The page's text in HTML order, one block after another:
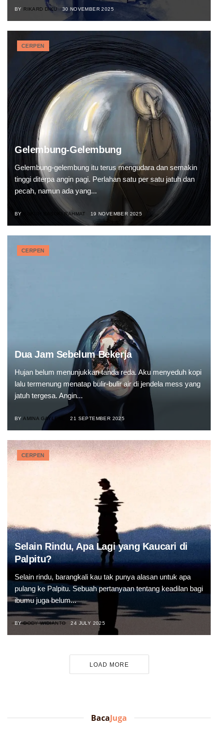
BY RIKARD DIKU 30 NOVEMBER 2025
CERPEN
Gelembung-Gelembung
Gelembung-gelembung itu terus mengudara dan semakin
tinggi diterpa angin pagi. Perlahan satu per satu jatuh dan
pecah, namun ada yang...
BY KUKUH BASUKI RAHMAT 19 NOVEMBER 2025
CERPEN
Dua Jam Sebelum Bekerja
Hujan belum menunjukkan tanda reda. Aku menyeduh kopi
lalu termenung menatap bulir-bulir air di jendela mess yang
jatuh tergesa. Angin...
BY AMINA GAYLENE 21 SEPTEMBER 2025
CERPEN
Selain Rindu, Apa Lagi yang Kaucari di
Palpitu?
Selain rindu, barangkali kau tak punya alasan untuk apa
pulang ke Palpitu. Sebuah pertanyaan tentang keadilan bagi
ibumu juga belum...
BY DODY WIDIANTO 24 JULY 2025
LOAD MORE
BacaJuga